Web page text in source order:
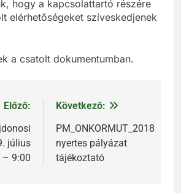
hogy a kapcsolattartó részére
elérhetőségeket szíveskedjenek
a csatolt dokumentumban.
Előző:
július
– 9:00
Következő:
PM_ONKORMUT_2018
nyertes pályázat
tájékoztató